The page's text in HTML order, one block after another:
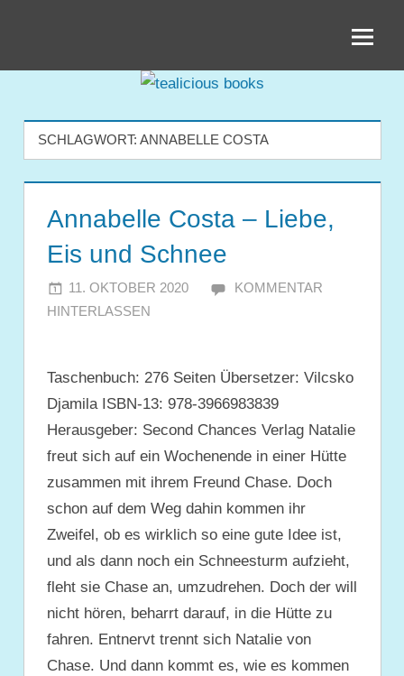
books
SCHLAGWORT: ANNABELLE COSTA
Annabelle Costa – Liebe,
Eis und Schnee
11. OKTOBER 2020 JULIA
KOMMENTAR
HINTERLASSEN
Taschenbuch: 276 Seiten Übersetzer: Vilcsko
Djamila ISBN-13: 978-3966983839
Herausgeber: Second Chances Verlag Natalie
freut sich auf ein Wochenende in einer Hütte
zusammen mit ihrem Freund Chase. Doch
schon auf dem Weg dahin kommen ihr
Zweifel, ob es wirklich so eine gute Idee ist,
und als dann noch ein Schneesturm aufzieht,
fleht sie Chase an, umzudrehen. Doch der will
nicht hören, beharrt darauf, in die Hütte zu
fahren. Entnervt trennt sich Natalie von
Chase. Und dann kommt es, wie es kommen